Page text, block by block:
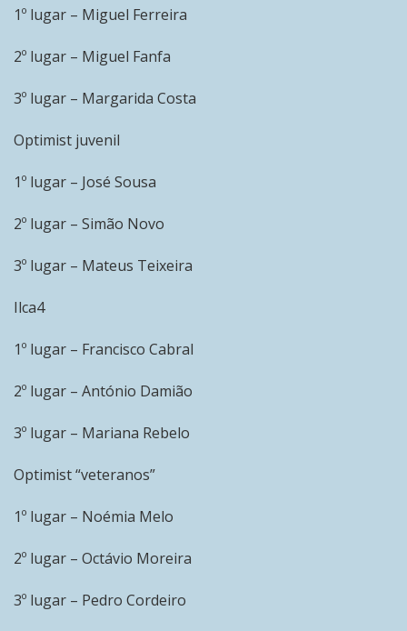
1º lugar – Miguel Ferreira
2º lugar – Miguel Fanfa
3º lugar – Margarida Costa
Optimist juvenil
1º lugar – José Sousa
2º lugar – Simão Novo
3º lugar – Mateus Teixeira
Ilca4
1º lugar – Francisco Cabral
2º lugar – António Damião
3º lugar – Mariana Rebelo
Optimist “veteranos”
1º lugar – Noémia Melo
2º lugar – Octávio Moreira
3º lugar – Pedro Cordeiro